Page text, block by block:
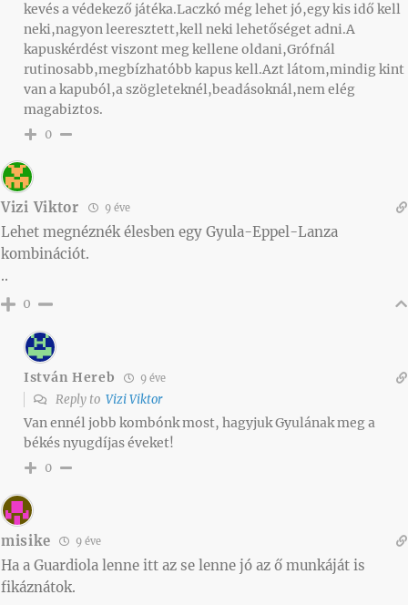
kevés a védekező játéka.Laczkó még lehet jó,egy kis idő kell
neki,nagyon leeresztett,kell neki lehetőséget adni.A
kapuskérdést viszont meg kellene oldani,Grófnál
rutinosabb,megbízhatóbb kapus kell.Azt látom,mindig kint
van a kapuból,a szögleteknél,beadásoknál,nem elég
magabiztos.
0
Vizi Viktor 9 éve
Lehet megnéznék élesben egy Gyula-Eppel-Lanza
kombinációt.
..
0
István Hereb 9 éve
Reply to Vizi Viktor
Van ennél jobb kombónk most, hagyjuk Gyulának meg a
békés nyugdíjas éveket!
0
misike 9 éve
Ha a Guardiola lenne itt az se lenne jó az ő munkáját is
fikáznátok.